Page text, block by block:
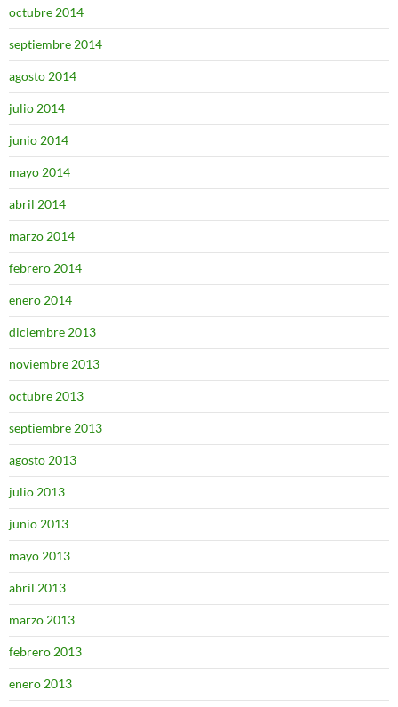
octubre 2014
septiembre 2014
agosto 2014
julio 2014
junio 2014
mayo 2014
abril 2014
marzo 2014
febrero 2014
enero 2014
diciembre 2013
noviembre 2013
octubre 2013
septiembre 2013
agosto 2013
julio 2013
junio 2013
mayo 2013
abril 2013
marzo 2013
febrero 2013
enero 2013